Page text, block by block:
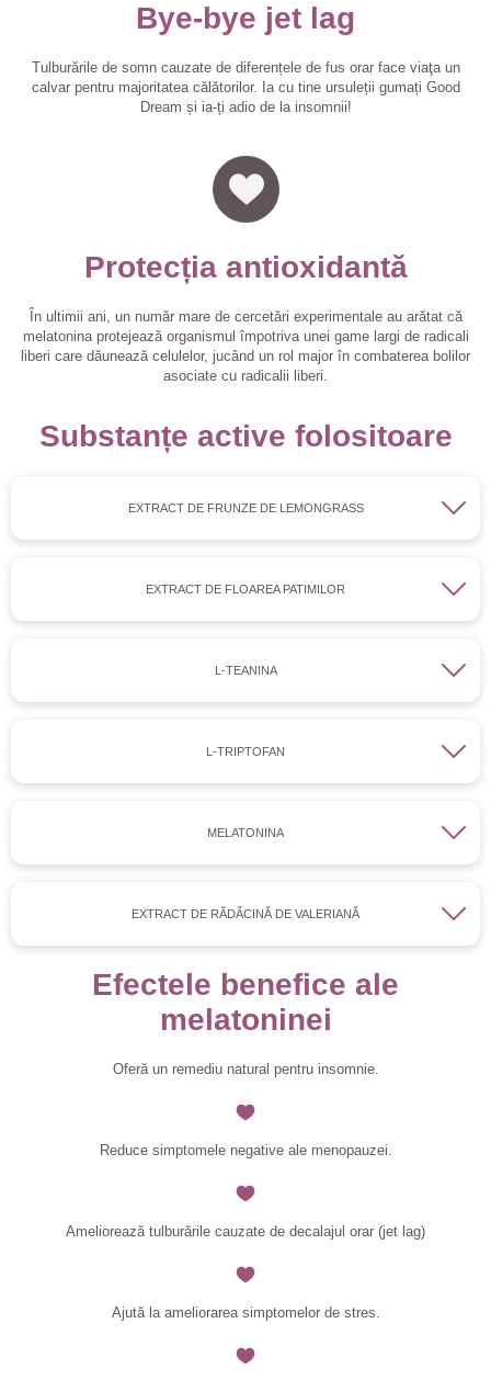
Bye-bye jet lag
Tulburările de somn cauzate de diferențele de fus orar face viaţa un
calvar pentru majoritatea călătorilor. Ia cu tine ursuleții gumați Good
Dream și ia-ți adio de la insomnii!
Protecția antioxidantă
În ultimii ani, un număr mare de cercetări experimentale au arătat că
melatonina protejează organismul împotriva unei game largi de radicali
liberi care dăunează celulelor, jucând un rol major în combaterea bolilor
asociate cu radicalii liberi.
Substanțe active folositoare
EXTRACT DE FRUNZE DE LEMONGRASS
EXTRACT DE FLOAREA PATIMILOR
L-TEANINA
L-TRIPTOFAN
MELATONINA
EXTRACT DE RĂDĂCINĂ DE VALERIANĂ
Efectele benefice ale
melatoninei
Oferă un remediu natural pentru insomnie.
Reduce simptomele negative ale menopauzei.
Ameliorează tulburările cauzate de decalajul orar (jet lag)
Ajută la ameliorarea simptomelor de stres.